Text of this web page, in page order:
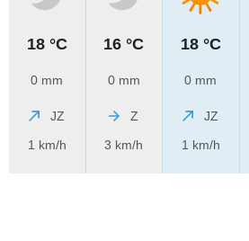
18 °C
0 mm
JZ
1 km/h
16 °C
0 mm
Z
3 km/h
18 °C
0 mm
JZ
1 km/h